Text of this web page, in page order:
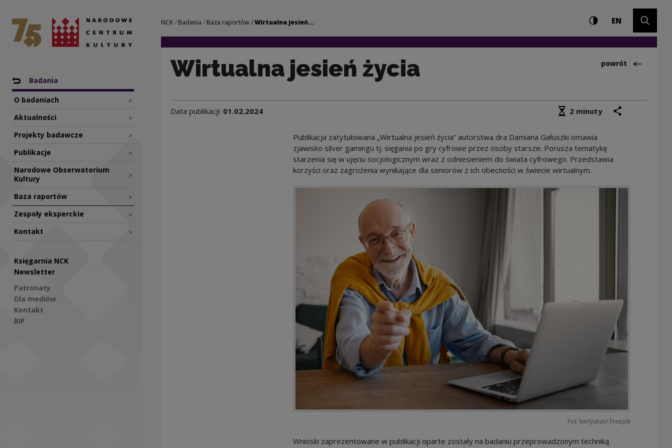
Wirtualna jesień życia | Narodowe Centrum Kultury
Narodowe Centrum Kultury
Nawigacja
Powrót do: NCK
Badania
O badaniach >
Aktualności >
Projekty badawcze >
Publikacje >
Narodowe Obserwatorium
Kultury
>
Baza raportów >
Zespoły eksperckie >
Kontakt >
Księgarnia NCK
Newsletter
Patronaty
Dla mediów
Kontakt
BIP
Nawigacja
NCK Badania Baza raportów Wirtualna jesień... Ustawienia iWysoki kontrast
ENCHANGE
Wirtualna jesień życia Powrót do:Baza
powrót
Data publikacji: 01.02.2024 Średni czas czytania
2 minuty
Publikacja zatytułowana „Wirtualna jesień życia” autorstwa dra Damiana Gałuszki omawia
zjawisko silver gamingu tj. sięgania po gry cyfrowe przez osoby starsze. Porusza tematykę
starzenia się w ujęciu socjologicznym wraz z odniesieniem do świata cyfrowego. Przedstawia
korzyści oraz zagrożenia wynikające dla seniorów z ich obecności w świecie wirtualnym.
Fot. karlyukav/ Freepik
Wnioski zaprezentowane w publikacji oparte zostały na badaniu przeprowadzonym techniką